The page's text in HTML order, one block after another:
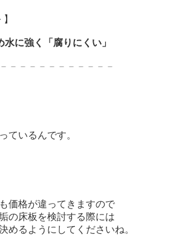
】
に強く「腐りにくい」
－－－－ －－－－－－－
ているんです。
価格が違ってきますので
の床板を検討する際には
めるようにしてくださいね。